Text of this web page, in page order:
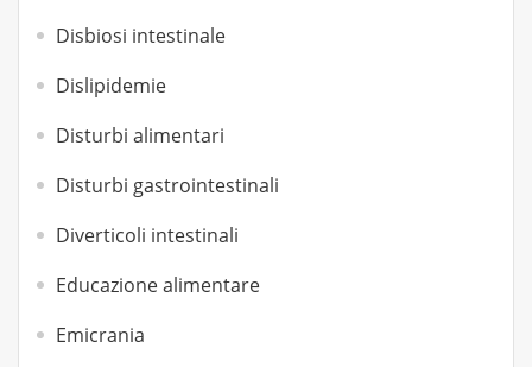
Disbiosi intestinale
Dislipidemie
Disturbi alimentari
Disturbi gastrointestinali
Diverticoli intestinali
Educazione alimentare
Emicrania